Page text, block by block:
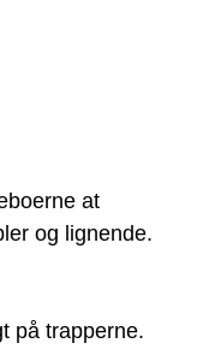
at
og lignende.
på trapperne.